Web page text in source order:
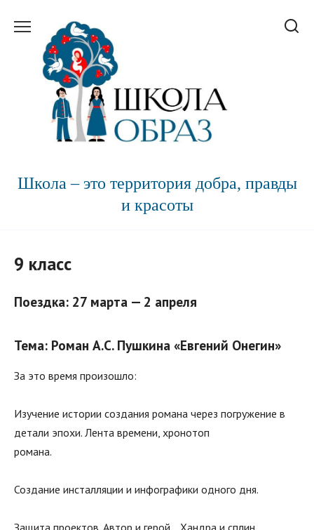
содержанию
Школа – это территория добра, правды
и красоты
9 класс
Поездка: 27 марта — 2 апреля
Тема: Роман А.С. Пушкина «Евгений Онегин»
За это время произошло:
Изучение истории создания романа через погружение в
детали эпохи. Лента времени, хронотоп
романа.
Создание инсталляции и инфографики одного дня.